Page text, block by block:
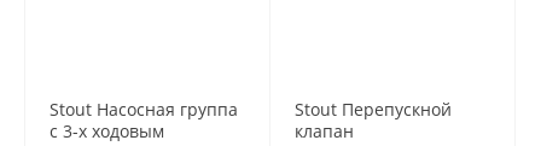
Stout Насосная группа
с 3-х ходовым
Stout Перепускной
клапан